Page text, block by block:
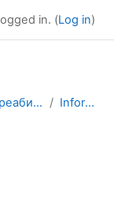
in. (Log in)
Медицинской реабилитации, физической терапии и спортивной медицины Information about the course